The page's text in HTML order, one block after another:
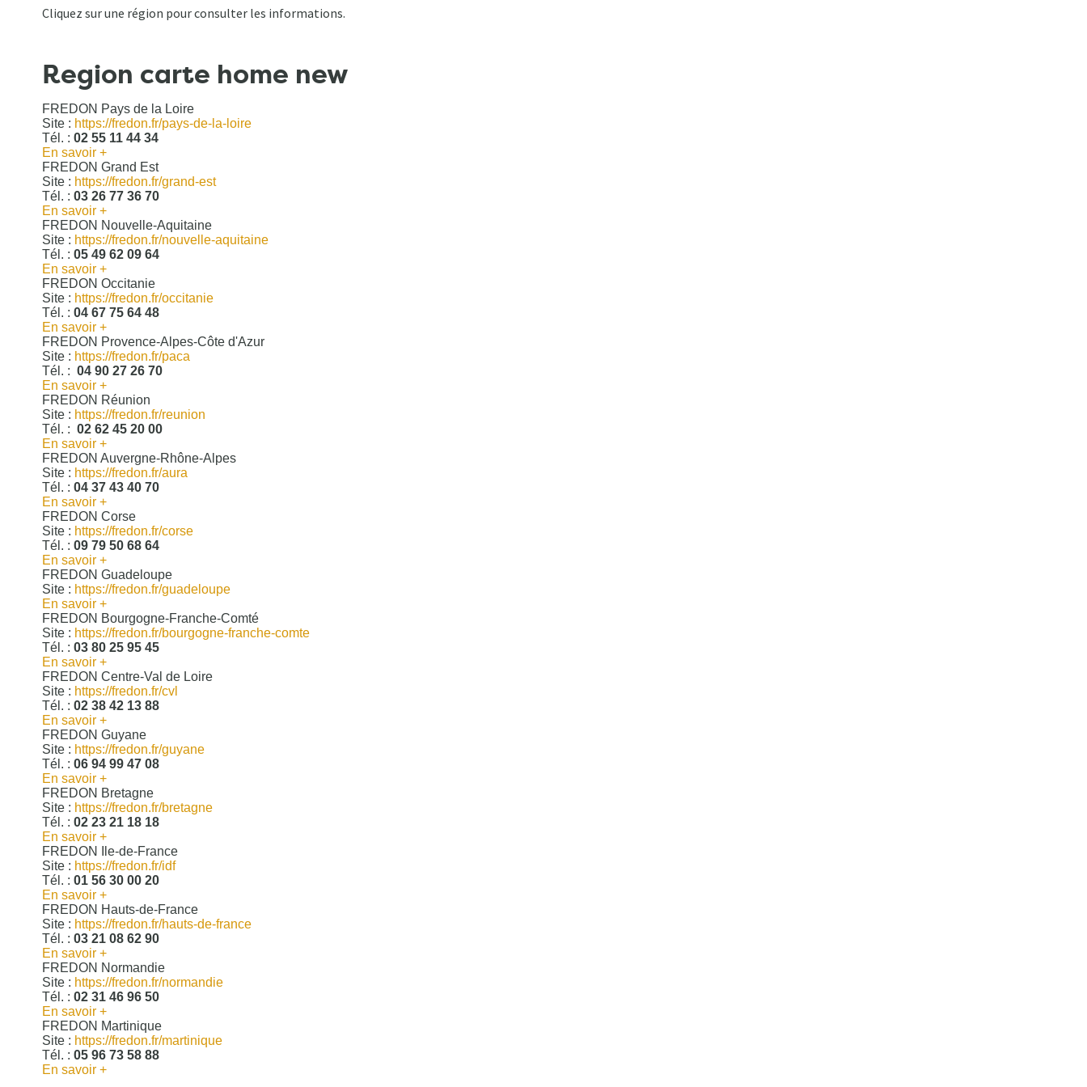
Cliquez sur une région pour consulter les informations.
Region carte home new
FREDON Pays de la Loire
Site : https://fredon.fr/pays-de-la-loire
Tél. : 02 55 11 44 34
En savoir +
FREDON Grand Est
Site : https://fredon.fr/grand-est
Tél. : 03 26 77 36 70
En savoir +
FREDON Nouvelle-Aquitaine
Site : https://fredon.fr/nouvelle-aquitaine
Tél. : 05 49 62 09 64
En savoir +
FREDON Occitanie
Site : https://fredon.fr/occitanie
Tél. : 04 67 75 64 48
En savoir +
FREDON Provence-Alpes-Côte d'Azur
Site : https://fredon.fr/paca
Tél. : 04 90 27 26 70
En savoir +
FREDON Réunion
Site : https://fredon.fr/reunion
Tél. : 02 62 45 20 00
En savoir +
FREDON Auvergne-Rhône-Alpes
Site : https://fredon.fr/aura
Tél. : 04 37 43 40 70
En savoir +
FREDON Corse
Site : https://fredon.fr/corse
Tél. : 09 79 50 68 64
En savoir +
FREDON Guadeloupe
Site : https://fredon.fr/guadeloupe
En savoir +
FREDON Bourgogne-Franche-Comté
Site : https://fredon.fr/bourgogne-franche-comte
Tél. : 03 80 25 95 45
En savoir +
FREDON Centre-Val de Loire
Site : https://fredon.fr/cvl
Tél. : 02 38 42 13 88
En savoir +
FREDON Guyane
Site : https://fredon.fr/guyane
Tél. : 06 94 99 47 08
En savoir +
FREDON Bretagne
Site : https://fredon.fr/bretagne
Tél. : 02 23 21 18 18
En savoir +
FREDON Ile-de-France
Site : https://fredon.fr/idf
Tél. : 01 56 30 00 20
En savoir +
FREDON Hauts-de-France
Site : https://fredon.fr/hauts-de-france
Tél. : 03 21 08 62 90
En savoir +
FREDON Normandie
Site : https://fredon.fr/normandie
Tél. : 02 31 46 96 50
En savoir +
FREDON Martinique
Site : https://fredon.fr/martinique
Tél. : 05 96 73 58 88
En savoir +